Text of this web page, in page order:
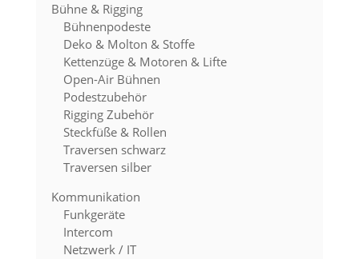
Bühne & Rigging
Bühnenpodeste
Deko & Molton & Stoffe
Kettenzüge & Motoren & Lifte
Open-Air Bühnen
Podestzubehör
Rigging Zubehör
Steckfüße & Rollen
Traversen schwarz
Traversen silber
Kommunikation
Funkgeräte
Intercom
Netzwerk / IT